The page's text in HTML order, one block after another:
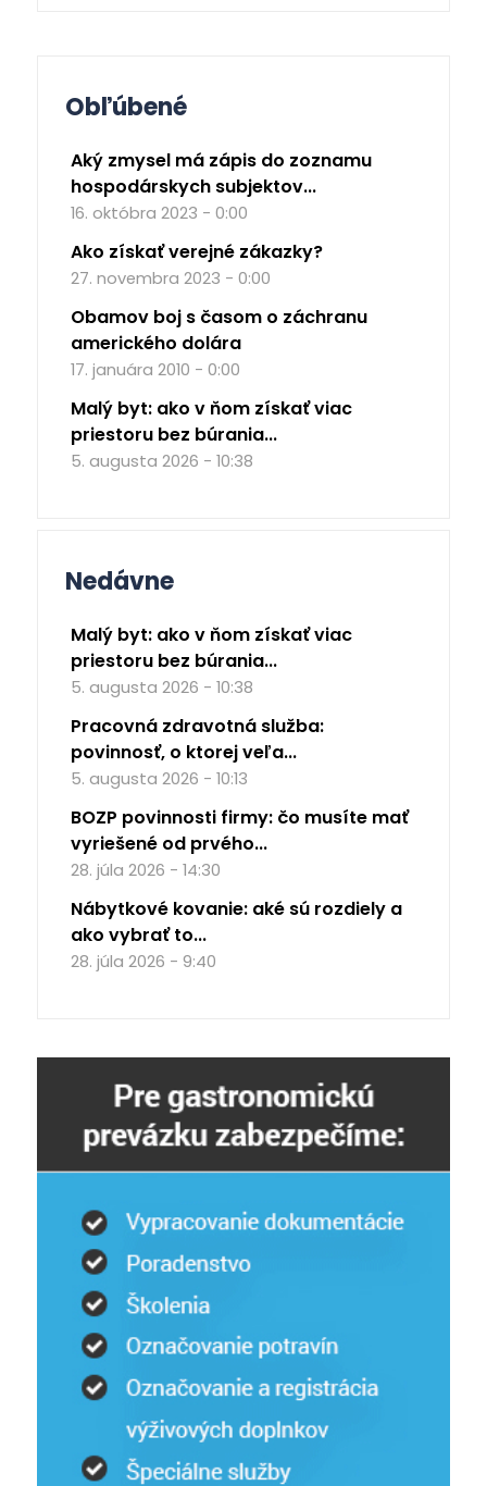
Obľúbené
Aký zmysel má zápis do zoznamu
hospodárskych subjektov...
16. októbra 2023 - 0:00
Ako získať verejné zákazky?
27. novembra 2023 - 0:00
Obamov boj s časom o záchranu
amerického dolára
17. januára 2010 - 0:00
Malý byt: ako v ňom získať viac
priestoru bez búrania...
5. augusta 2026 - 10:38
Nedávne
Malý byt: ako v ňom získať viac
priestoru bez búrania...
5. augusta 2026 - 10:38
Pracovná zdravotná služba:
povinnosť, o ktorej veľa...
5. augusta 2026 - 10:13
BOZP povinnosti firmy: čo musíte mať
vyriešené od prvého...
28. júla 2026 - 14:30
Nábytkové kovanie: aké sú rozdiely a
ako vybrať to...
28. júla 2026 - 9:40